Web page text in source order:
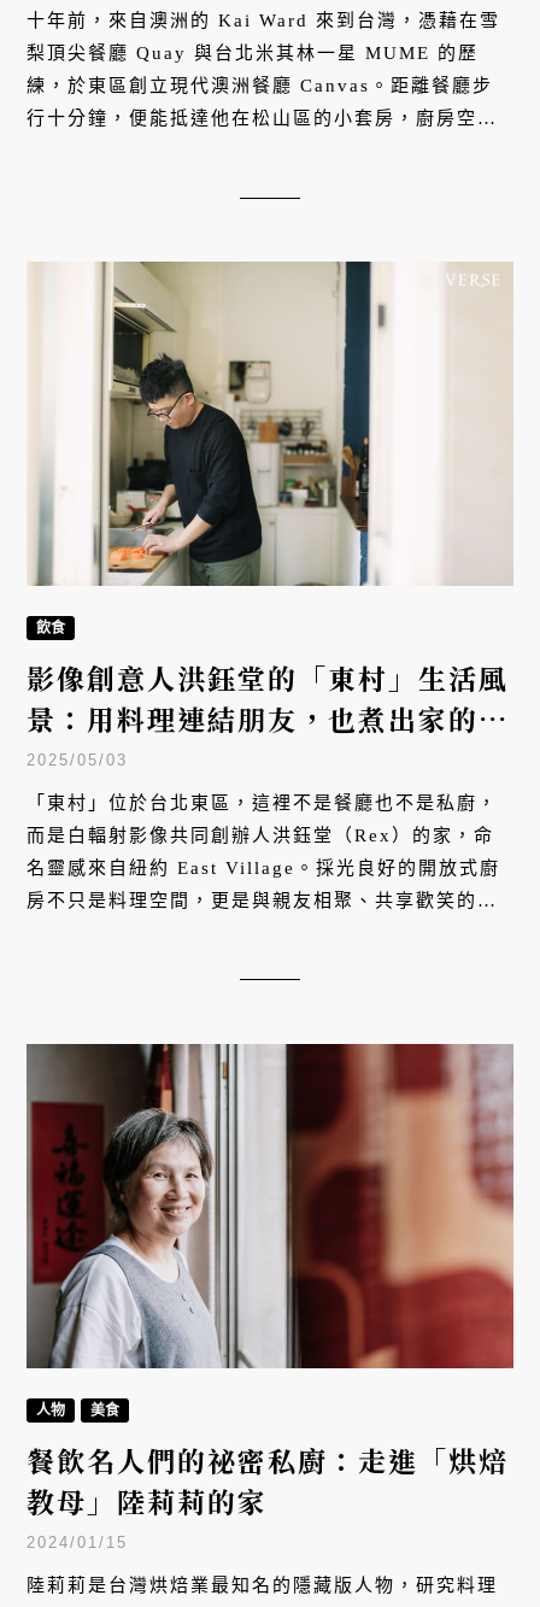
十年前，來自澳洲的 Kai Ward 來到台灣，憑藉在雪
梨頂尖餐廳 Quay 與台北米其林一星 MUME 的歷
練，於東區創立現代澳洲餐廳 Canvas。距離餐廳步
行十分鐘，便能抵達他在松山區的小套房，廚房空間
飲食
影像創意人洪鈺堂的「東村」生活風
景：用料理連結朋友，也煮出家的味
道
2025/05/03
「東村」位於台北東區，這裡不是餐廳也不是私廚，
而是白輻射影像共同創辦人洪鈺堂（Rex）的家，命
名靈感來自紐約 East Village。採光良好的開放式廚
房不只是料理空間，更是與親友相聚、共享歡笑的溫
人物 美食
餐飲名人們的祕密私廚：走進「烘焙
教母」陸莉莉的家
2024/01/15
陸莉莉是台灣烘焙業最知名的隱藏版人物，研究料理